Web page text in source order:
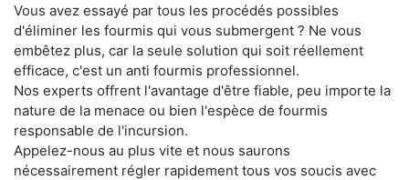
Vous avez essayé par tous les procédés possibles
d'éliminer les fourmis qui vous submergent ? Ne vous
embêtez plus, car la seule solution qui soit réellement
efficace, c'est un anti fourmis professionnel.
Nos experts offrent l'avantage d'être fiable, peu importe la
nature de la menace ou bien l'espèce de fourmis
responsable de l'incursion.
Appelez-nous au plus vite et nous saurons
nécessairement régler rapidement tous vos soucis avec